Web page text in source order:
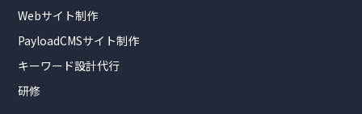
Webサイト制作
PayloadCMSサイト制作
キーワード設計代行
研修